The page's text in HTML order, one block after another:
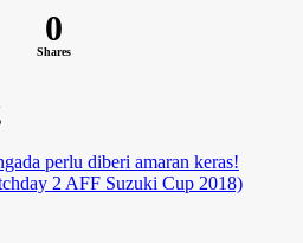
0
Shares
perlu diberi amaran keras!
2 AFF Suzuki Cup 2018)